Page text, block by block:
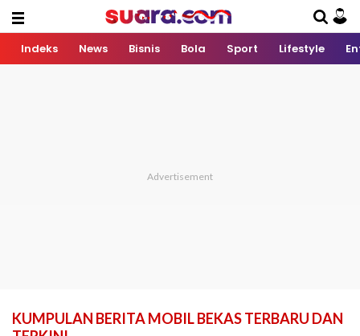
Indeks News Bisnis Bola Sport Lifestyle
KUMPULAN BERITA MOBIL BEKAS TERBARU DAN